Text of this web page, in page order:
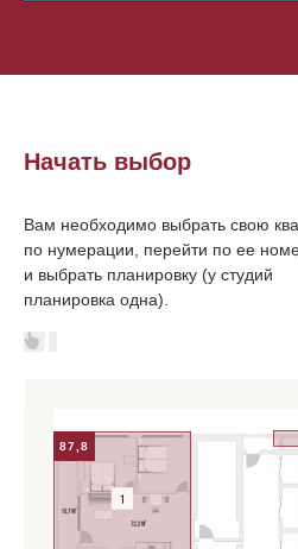
Начать выбор
Вам необходимо выбрать свою
по нумерации, перейти по ее
и выбрать планировку (у студий
планировка одна).
87,8